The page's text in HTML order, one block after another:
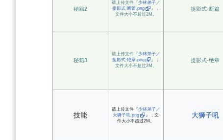
秘籍2
请上传文件『少林弟子／
捉影式·断篇.png
』，
文件大小不超过2M。
捉影式·断篇
秘籍3
请上传文件『少林弟子／
捉影式·绝章.png
』，
文件大小不超过2M。
捉影式·绝章
技能
请上传文件『少林弟子／
大狮子吼.png
』，文
件大小不超过2M。
大狮子吼